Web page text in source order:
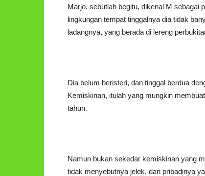
Marjo, sebutlah begitu, dikenal M sebagai
lingkungan tempat tinggalnya dia tidak
ladangnya, yang berada di lereng
Dia belum beristeri, dan tinggal berdua
Kemiskinan, itulah yang mungkin
tahun.
Namun bukan sekedar kemiskinan yang
tidak menyebutnya jelek, dan pribadinya